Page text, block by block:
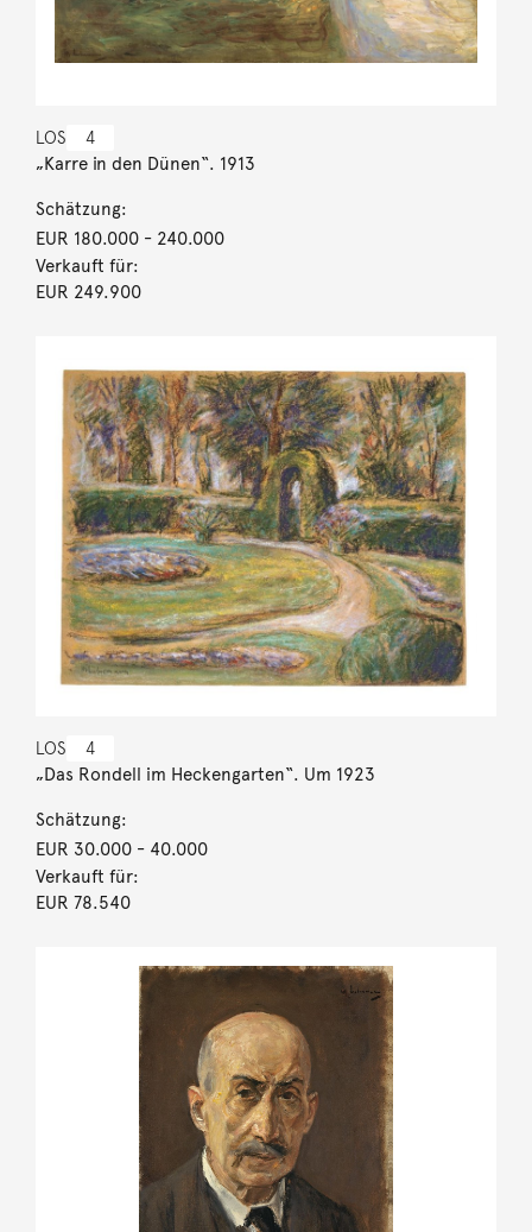
LOS 4
„Karre in den Dünen“. 1913
Schätzung:
EUR 180.000- 240.000
Verkauft für:
EUR 249.900
LOS 4
„Das Rondell im Heckengarten“. Um 1923
Schätzung:
EUR 30.000- 40.000
Verkauft für:
EUR 78.540